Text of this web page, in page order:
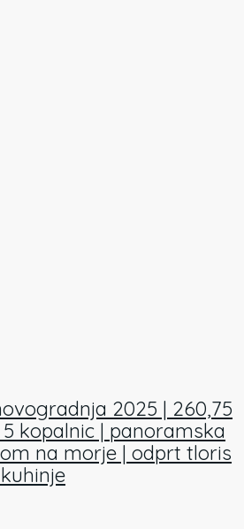
2025 | 260,75
5 kopalnic | panoramska
na morje | odprt tloris